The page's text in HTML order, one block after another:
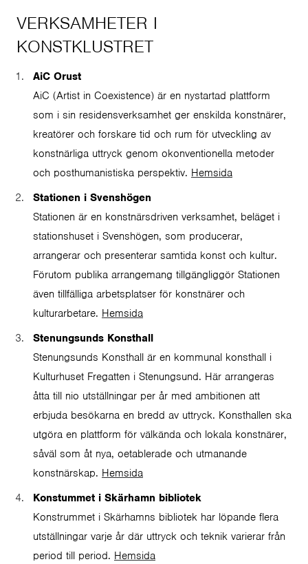
VERKSAMHETER I
KONSTKLUSTRET
AiC Orust
AiC (Artist in Coexistence) är en nystartad plattform
som i sin residensverksamhet ger enskilda konstnärer,
kreatörer och forskare tid och rum för utveckling av
konstnärliga uttryck genom okonventionella metoder
och posthumanistiska perspektiv. Hemsida
Stationen i Svenshögen
Stationen är en konstnärsdriven verksamhet, beläget i
stationshuset i Svenshögen, som producerar,
arrangerar och presenterar samtida konst och kultur.
Förutom publika arrangemang tillgängliggör Stationen
även tillfälliga arbetsplatser för konstnärer och
kulturarbetare. Hemsida
Stenungsunds Konsthall
Stenungsunds Konsthall är en kommunal konsthall i
Kulturhuset Fregatten i Stenungsund. Här arrangeras
åtta till nio utställningar per år med ambitionen att
erbjuda besökarna en bredd av uttryck. Konsthallen ska
utgöra en plattform för välkända och lokala konstnärer,
såväl som åt nya, oetablerade och utmanande
konstnärskap. Hemsida
Konstummet i Skärhamn bibliotek
Konstrummet i Skärhamns bibliotek har löpande flera
utställningar varje år där uttryck och teknik varierar från
period till period. Hemsida